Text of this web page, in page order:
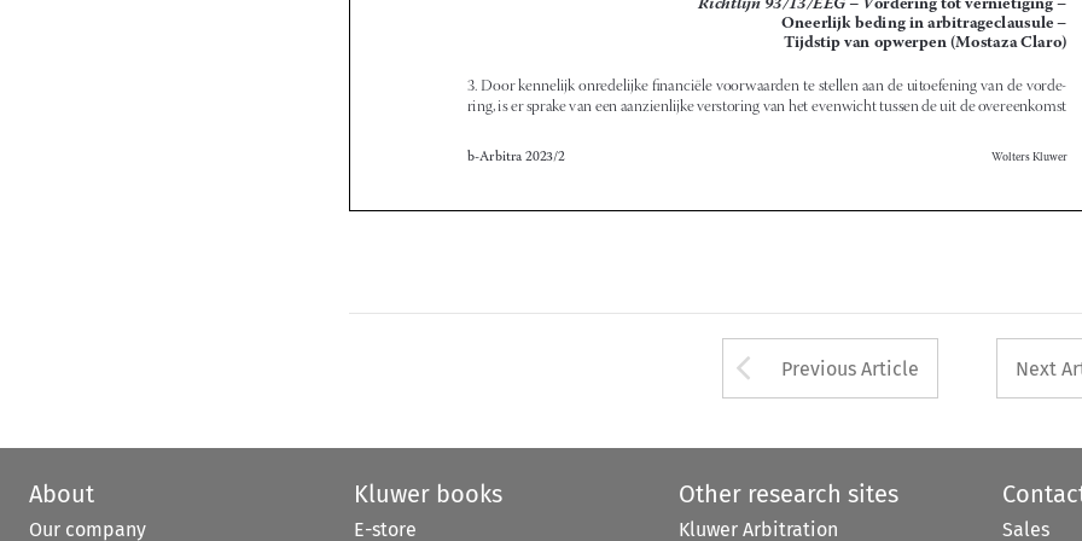
 


Wolters Kluwer
Arrow button used
Previous Article Next
About
Our company
Kluwer books
E-store
Other research sites
Kluwer Arbitration Sales